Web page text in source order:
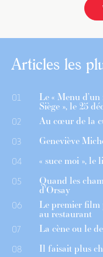
Articles les
01 Le « Menu
Siège », le 25
02 Au cœur de la
03 Geneviève
04 « suce moi »,
05 Quand les
d’Orsay
06 Le premier film
au restaurant
07 La cène ou le
08 Il faisait plus